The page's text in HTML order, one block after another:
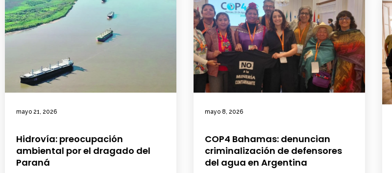
mayo 21, 2026
Hidrovía: preocupación
ambiental por el dragado del
Paraná
mayo 8, 2026
COP4 Bahamas: denuncian
criminalización de defensores
del agua en Argentina